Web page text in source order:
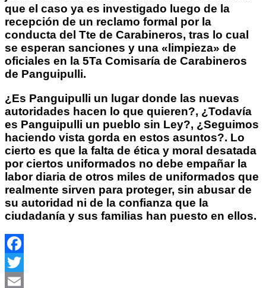
que el caso ya es investigado luego de la
recepción de un reclamo formal por la
conducta del Tte de Carabineros, tras lo cual
se esperan sanciones y una «limpieza» de
oficiales en la 5Ta Comisaría de Carabineros
de Panguipulli.
¿Es Panguipulli un lugar donde las nuevas
autoridades hacen lo que quieren?, ¿Todavía
es Panguipulli un pueblo sin Ley?, ¿Seguimos
haciendo vista gorda en estos asuntos?. Lo
cierto es que la falta de ética y moral desatada
por ciertos uniformados no debe empañar la
labor diaria de otros miles de uniformados que
realmente sirven para proteger, sin abusar de
su autoridad ni de la confianza que la
ciudadanía y sus familias han puesto en ellos.
Facebook
Twitter